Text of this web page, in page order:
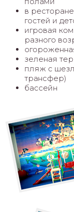
в
гостей и
игровая
разного
зеленая
пляж с
трансфер)
бассейн